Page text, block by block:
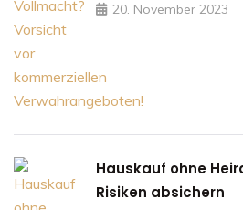
20. November 2023
Hauskauf ohne
Risiken absichern